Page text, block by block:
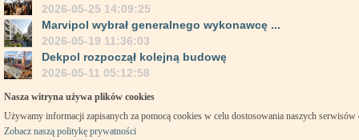
2026-05-25 14:09:25
Marvipol wybrał generalnego wykonawcę ...
2026-05-19 11:36:03
Dekpol rozpoczął kolejną budowę
2026-05-11 05:12:58
Nasza witryna używa plików cookies
Używamy informacji zapisanych za pomocą cookies w celu dostosowania naszych
Zobacz naszą politykę prywatności